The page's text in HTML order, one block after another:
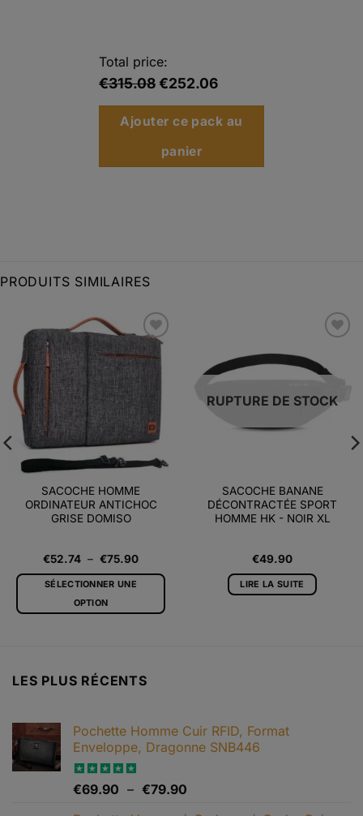
€50.90.
Total price:
€315.08€252.06
Ajouter ce pack au
panier
PRODUITS SIMILAIRES
Ajouter
à la liste
d’envies
SACOCHE HOMME
ORDINATEUR ANTICHOC
GRISE DOMISO
€52.74 – €75.90Plage
prix :
€75.90
SÉLECTIONNER UNE
OPTION
plusieurs
variations.
options
peuvent
choisies
sur
à la liste
d’envies
RUPTURE DE STOCK
SACOCHE BANANE
DÉCONTRACTÉE SPORT
HOMME HK - NOIR XL
€49.90
LIRE LA SUITE
LES PLUS RÉCENTS
Pochette Homme Cuir RFID, Format
Enveloppe, Dragonne SNB446
Note5.00
€69.90 – €79.90